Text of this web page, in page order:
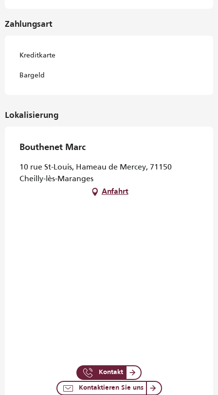
Zahlungsart
Kreditkarte
Bargeld
Lokalisierung
Bouthenet Marc
10 rue St-Louis, Hameau de Mercey, 71150
Cheilly-lès-Maranges
Anfahrt
Kontakt
Kontaktieren Sie uns